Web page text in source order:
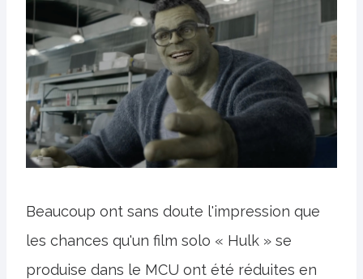
Beaucoup ont sans doute l'impression que
les chances qu'un film solo « Hulk » se
produise dans le MCU ont été réduites en